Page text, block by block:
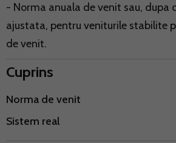
- Norma anuala de venit sau, dupa
ajustata, pentru veniturile stabilite
de venit.
Cuprins
Norma de venit
Sistem real